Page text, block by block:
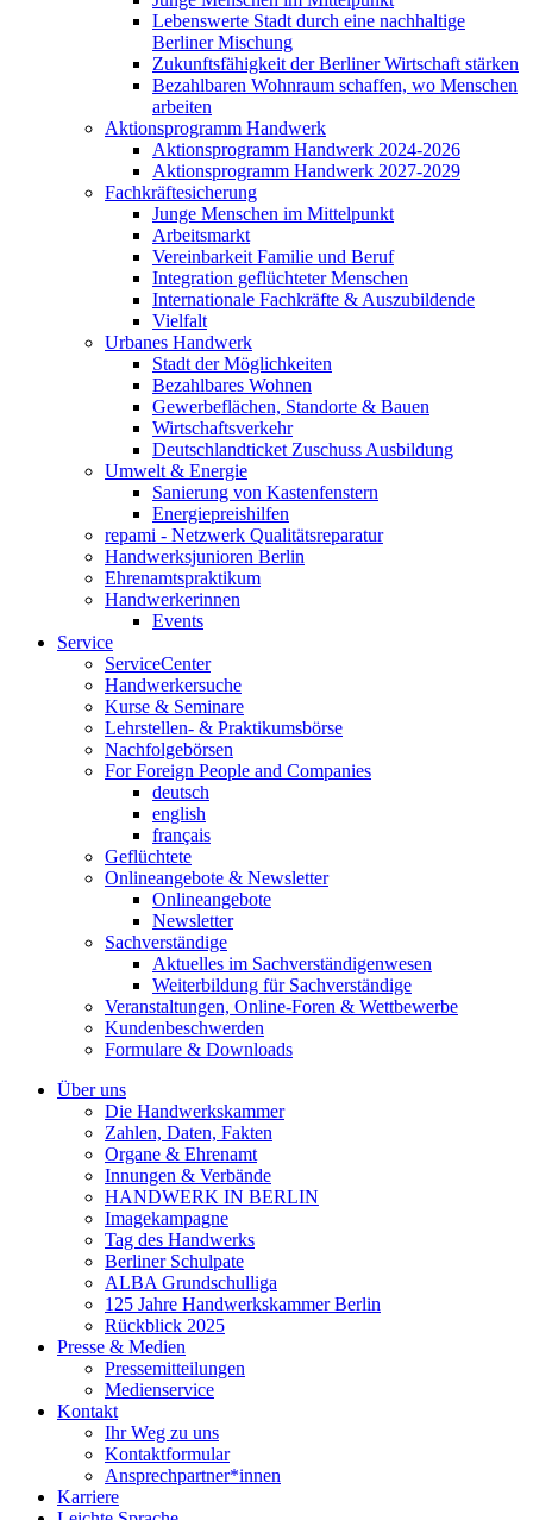
Lebenswerte Stadt durch eine nachhaltige
Berliner Mischung
Zukunftsfähigkeit der Berliner Wirtschaft stärken
Bezahlbaren Wohnraum schaffen, wo Menschen
arbeiten
Aktionsprogramm Handwerk
Aktionsprogramm Handwerk 2024-2026
Aktionsprogramm Handwerk 2027-2029
Fachkräftesicherung
Junge Menschen im Mittelpunkt
Arbeitsmarkt
Vereinbarkeit Familie und Beruf
Integration geflüchteter Menschen
Internationale Fachkräfte & Auszubildende
Vielfalt
Urbanes Handwerk
Stadt der Möglichkeiten
Bezahlbares Wohnen
Gewerbeflächen, Standorte & Bauen
Wirtschaftsverkehr
Deutschlandticket Zuschuss Ausbildung
Umwelt & Energie
Sanierung von Kastenfenstern
Energiepreishilfen
repami - Netzwerk Qualitätsreparatur
Handwerksjunioren Berlin
Ehrenamtspraktikum
Handwerkerinnen
Events
Service
ServiceCenter
Handwerkersuche
Kurse & Seminare
Lehrstellen- & Praktikumsbörse
Nachfolgebörsen
For Foreign People and Companies
deutsch
english
français
Geflüchtete
Onlineangebote & Newsletter
Onlineangebote
Newsletter
Sachverständige
Aktuelles im Sachverständigenwesen
Weiterbildung für Sachverständige
Veranstaltungen, Online-Foren & Wettbewerbe
Kundenbeschwerden
Formulare & Downloads
Über uns
Die Handwerkskammer
Zahlen, Daten, Fakten
Organe & Ehrenamt
Innungen & Verbände
HANDWERK IN BERLIN
Imagekampagne
Tag des Handwerks
Berliner Schulpate
ALBA Grundschulliga
125 Jahre Handwerkskammer Berlin
Rückblick 2025
Presse & Medien
Pressemitteilungen
Medienservice
Kontakt
Ihr Weg zu uns
Kontaktformular
Ansprechpartner*innen
Karriere